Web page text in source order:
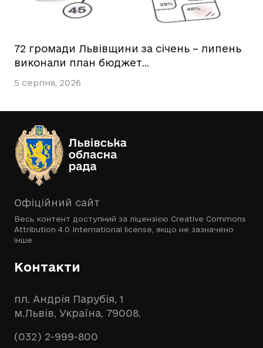
72 громади Львівщини за січень – липень
виконали план бюджет…
5 серпня, 2026
Офіційний сайт
Весь контент доступний за ліцензією Creative Commons
Attribution 4.0 International license , якщо не зазначено
інше
Контакти
пл. Андрія Парубія, 1
м.Львів, Україна, 79008.
(032) 2-999-800